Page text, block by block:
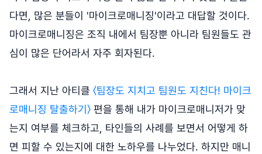
다면, 많은 분들이 '마이크로매니징'이라고 대답할 것이다.
마이크로매니징은 조직 내에서 팀장뿐 아니라 팀원들도 관
심이 많은 단어라서 자주 회자된다.
그래서 지난 아티클 〈팀장도 지치고 팀원도 지친다! 마이크
로매니징 탈출하기〉 편을 통해 내가 마이크로매니저가 맞
는지 여부를 체크하고, 타인들의 사례를 보면서 어떻게 하
면 피할 수 있는지에 대한 노하우를 나누었다. 하지만 매니